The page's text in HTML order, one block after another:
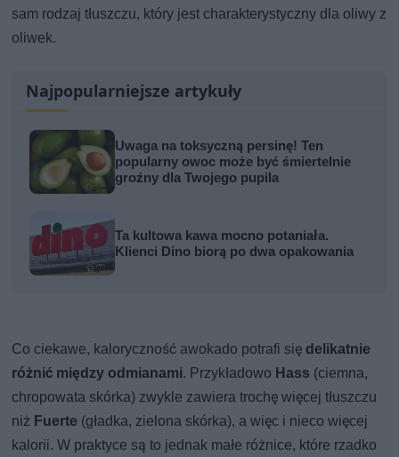
sam rodzaj tłuszczu, który jest charakterystyczny dla oliwy z
oliwek.
Najpopularniejsze artykuły
Uwaga na toksyczną persinę! Ten
popularny owoc może być śmiertelnie
groźny dla Twojego pupila
Ta kultowa kawa mocno potaniała.
Klienci Dino biorą po dwa opakowania
Co ciekawe, kaloryczność awokado potrafi się delikatnie
różnić między odmianami. Przykładowo Hass (ciemna,
chropowata skórka) zwykle zawiera trochę więcej tłuszczu
niż Fuerte (gładka, zielona skórka), a więc i nieco więcej
kalorii. W praktyce są to jednak małe różnice, które rzadko